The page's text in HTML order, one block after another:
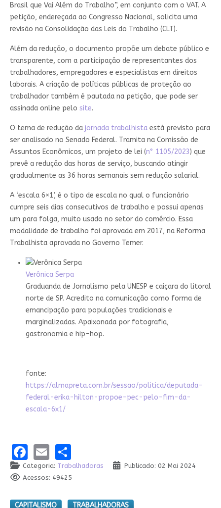
Brasil que Vai Além do Trabalho”, em conjunto com o VAT. A
petição, endereçada ao Congresso Nacional, solicita uma
revisão na Consolidação das Leis do Trabalho (CLT).
Além da redução, o documento propõe um debate público e
transparente, com a participação de representantes dos
trabalhadores, empregadores e especialistas em direitos
laborais. A criação de políticas públicas de proteção ao
trabalhador também é pautada na petição, que pode ser
assinada online pelo site.
O tema de redução da jornada trabalhistaestá previsto para
ser analisado no Senado Federal. Tramita na Comissão de
Assuntos Econômicos, um projeto de lei (n° 1105/2023) que
prevê a redução das horas de serviço, buscando atingir
gradualmente as 36 horas semanais sem redução salarial.
A ‘escala 6×1’, é o tipo de escala no qual o funcionário
cumpre seis dias consecutivos de trabalho e possui apenas
um para folga, muito usado no setor do comércio. Essa
modalidade de trabalho foi aprovada em 2017, na Reforma
Trabalhista aprovada no Governo Temer.
Verônica Serpa
Graduanda de Jornalismo pela UNESP e caiçara do litoral
norte de SP. Acredito na comunicação como forma de
emancipação para populações tradicionais e
marginalizadas. Apaixonada por fotografia,
gastronomia e hip-hop.
fonte:
https://almapreta.com.br/sessao/politica/deputada-
federal-erika-hilton-propoe-pec-pelo-fim-da-
escala-6x1/
Facebook
EmailShare
Categoria: Trabalhadoras
Publicado: 02 Mai 2024
Acessos: 49425
CAPITALISMO TRABALHADORAS